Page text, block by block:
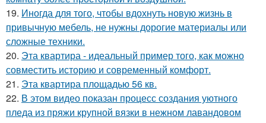
19. Иногда для того, чтобы вдохнуть новую жизнь в
привычную мебель, не нужны дорогие материалы или
сложные техники.
20. Эта квартира - идеальный пример того, как можно
совместить историю и современный комфорт.
21. Эта квартира площадью 56 кв.
22. В этом видео показан процесс создания уютного
пледа из пряжи крупной вязки в нежном лавандовом